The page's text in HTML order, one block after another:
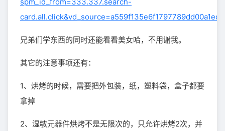
兄弟们学东西的同时还能看看美女哈，不用谢我。
其它的注意事项还有：
1、烘烤的时候，需要把外包装，纸，塑料袋，盒子都要
拿掉
2、湿敏元器件烘烤不是无限次的，只允许烘烤2次，并